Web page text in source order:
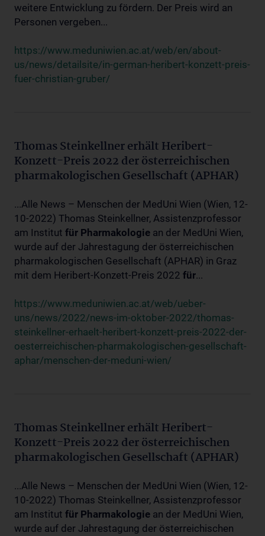
weitere Entwicklung zu fördern. Der Preis wird an
Personen vergeben...
https://www.meduniwien.ac.at/web/en/about-
us/news/detailsite/in-german-heribert-konzett-preis-
fuer-christian-gruber/
Thomas Steinkellner erhält Heribert-
Konzett-Preis 2022 der österreichischen
pharmakologischen Gesellschaft (APHAR)
...Alle News – Menschen der MedUni Wien (Wien, 12-
10-2022) Thomas Steinkellner, Assistenzprofessor
am Institut für Pharmakologie an der MedUni Wien,
wurde auf der Jahrestagung der österreichischen
pharmakologischen Gesellschaft (APHAR) in Graz
mit dem Heribert-Konzett-Preis 2022 für...
https://www.meduniwien.ac.at/web/ueber-
uns/news/2022/news-im-oktober-2022/thomas-
steinkellner-erhaelt-heribert-konzett-preis-2022-der-
oesterreichischen-pharmakologischen-gesellschaft-
aphar/menschen-der-meduni-wien/
Thomas Steinkellner erhält Heribert-
Konzett-Preis 2022 der österreichischen
pharmakologischen Gesellschaft (APHAR)
...Alle News – Menschen der MedUni Wien (Wien, 12-
10-2022) Thomas Steinkellner, Assistenzprofessor
am Institut für Pharmakologie an der MedUni Wien,
wurde auf der Jahrestagung der österreichischen